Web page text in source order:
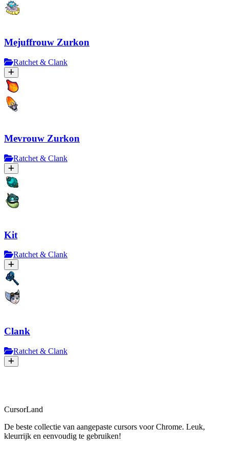
Mejuffrouw Zurkon
Ratchet & Clank
Mevrouw Zurkon
Ratchet & Clank
Kit
Ratchet & Clank
Clank
Ratchet & Clank
CursorLand
De beste collectie van aangepaste cursors voor Chrome. Leuk,
kleurrijk en eenvoudig te gebruiken!